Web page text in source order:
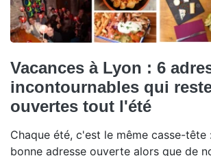
Vacances à Lyon : 6
incontournables qui
ouvertes tout l'été
Chaque été, c'est le même casse-tête
bonne adresse ouverte alors que de